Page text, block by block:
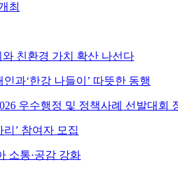
최
친환경 가치 확산 나선다
과‘한강 나들이’ 따뜻한 동행
우수행정 및 정책사례 선발대회
’ 참여자 모집
소통·공감 강화